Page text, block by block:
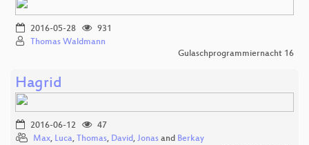
2016-05-28
931
Thomas Waldmann
Gulaschprogrammiernacht 16
Hagrid
2016-06-12
47
Max, Luca, Thomas, David, Jonas and Berkay